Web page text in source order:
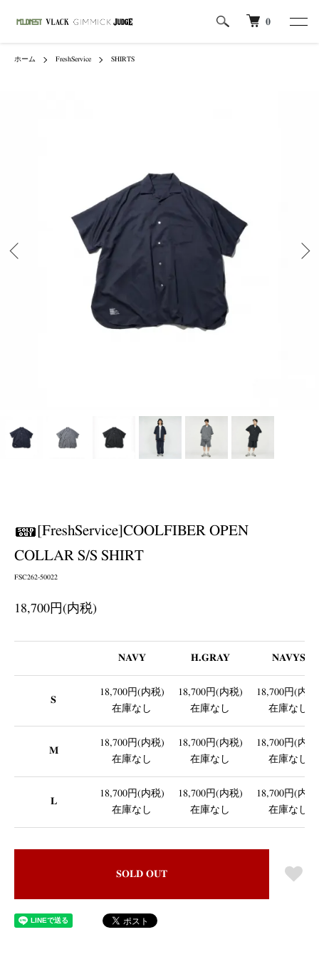
0
ホーム FreshService SHIRTS
[FreshService]COOLFIBER OPEN
COLLAR S/S SHIRT
FSC262-50022
18,700円(内税)
NAVY H.GRAY NAVYS
S
18,700円(内税)
在庫なし
18,700円(内税)
在庫なし
18,700円(内税
在庫なし
M
18,700円(内税)
在庫なし
18,700円(内税)
在庫なし
18,700円(内税
在庫なし
L
18,700円(内税)
在庫なし
18,700円(内税)
在庫なし
18,700円(内税
在庫なし
SOLD OUT